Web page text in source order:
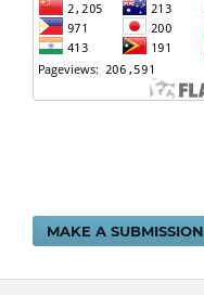
MAKE A SUBMISSION